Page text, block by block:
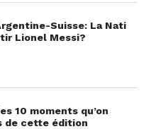
Suisse: La Nati
Lionel Messi?
10 moments qu’on
de cette édition